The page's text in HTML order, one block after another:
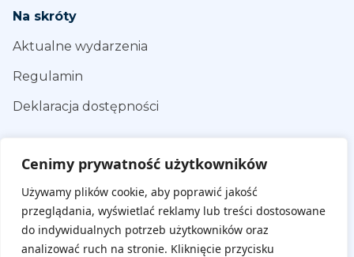
Cenimy prywatność użytkowników
Używamy plików cookie, aby poprawić jakość
przeglądania, wyświetlać reklamy lub treści dostosowane
do indywidualnych potrzeb użytkowników oraz
analizować ruch na stronie. Kliknięcie przycisku
Na skróty
Aktualne wydarzenia
Regulamin
Deklaracja dostępności
Zarejestruj się
Cennik